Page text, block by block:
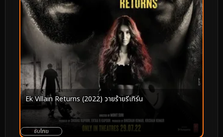
Ek Villain Returns (2022) วายร้ายรีเทิร์น
ซับไทย